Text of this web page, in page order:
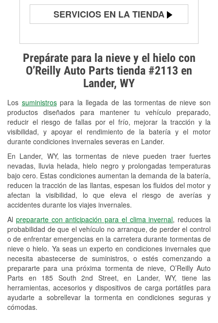
Prepárate para la nieve y el hielo con
O’Reilly Auto Parts tienda #2113 en
Lander, WY
Los suministrospara la llegada de las tormentas de nieve son
productos diseñados para mantener tu vehículo preparado,
reducir el riesgo de fallas por el frío, mejorar la tracción y la
visibilidad, y apoyar el rendimiento de la batería y el motor
durante condiciones invernales severas en Lander.
En Lander, WY, las tormentas de nieve pueden traer fuertes
nevadas, lluvia helada, hielo negro y prolongadas temperaturas
bajo cero. Estas condiciones aumentan la demanda de la batería,
reducen la tracción de las llantas, espesan los fluidos del motor y
afectan la visibilidad, lo que eleva el riesgo de averías y
accidentes durante los viajes invernales.
Al prepararte con anticipación para el clima invernal, reduces la
probabilidad de que el vehículo no arranque, de perder el control
o de enfrentar emergencias en la carretera durante tormentas de
nieve o hielo. Ya seas un experto en condiciones invernales que
necesita abastecerse de suministros, o estés comenzando a
prepararte para una próxima tormenta de nieve, O’Reilly Auto
Parts en 185 South 2nd Street, en Lander, WY, tiene las
herramientas, accesorios y dispositivos de carga portátiles para
ayudarte a sobrellevar la tormenta en condiciones seguras y
cómodas.
SERVICIOS EN LA TIENDA
Prueba de alternadores y
arrancadores
Revisión de la luz "Check Engine"
Reciclaje de baterías y aceite
Instalación de bombillas de faros
Instalación de limpiaparabrisas
Programa de Préstamo de
Herramientas
Rectificación de tambores y discos de
freno
Snowstorm Supplies
Conoce más